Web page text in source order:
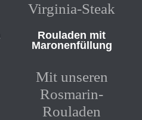
Virginia-Steak
Rouladen mit
Maronenfüllung
Mit unseren
Rosmarin-
Rouladen